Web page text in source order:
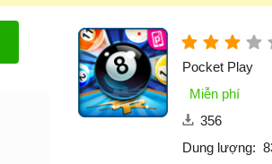
Pocket Play
Miễn phí
356
Dung lượng: